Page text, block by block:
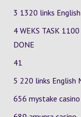
3 1320 links
4 WEKS TASK
DONE
41
5 220 links English
656 mystake casino